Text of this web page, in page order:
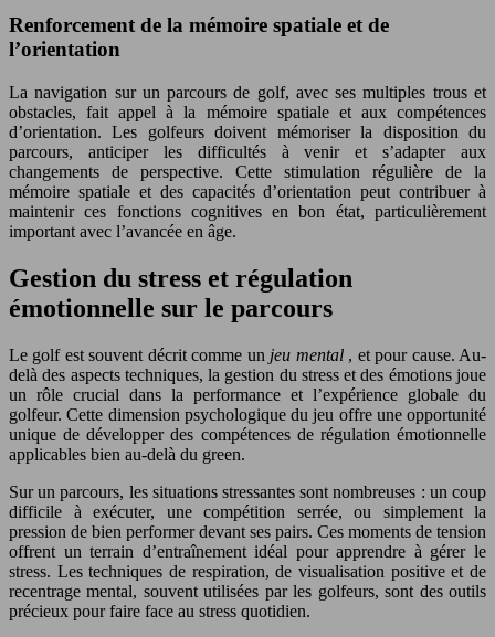
Renforcement de la mémoire spatiale et de
l’orientation
La navigation sur un parcours de golf, avec ses multiples trous et
obstacles, fait appel à la mémoire spatiale et aux compétences
d’orientation. Les golfeurs doivent mémoriser la disposition du
parcours, anticiper les difficultés à venir et s’adapter aux
changements de perspective. Cette stimulation régulière de la
mémoire spatiale et des capacités d’orientation peut contribuer à
maintenir ces fonctions cognitives en bon état, particulièrement
important avec l’avancée en âge.
Gestion du stress et régulation
émotionnelle sur le parcours
Le golf est souvent décrit comme un jeu mental , et pour cause. Au-
delà des aspects techniques, la gestion du stress et des émotions joue
un rôle crucial dans la performance et l’expérience globale du
golfeur. Cette dimension psychologique du jeu offre une opportunité
unique de développer des compétences de régulation émotionnelle
applicables bien au-delà du green.
Sur un parcours, les situations stressantes sont nombreuses : un coup
difficile à exécuter, une compétition serrée, ou simplement la
pression de bien performer devant ses pairs. Ces moments de tension
offrent un terrain d’entraînement idéal pour apprendre à gérer le
stress. Les techniques de respiration, de visualisation positive et de
recentrage mental, souvent utilisées par les golfeurs, sont des outils
précieux pour faire face au stress quotidien.